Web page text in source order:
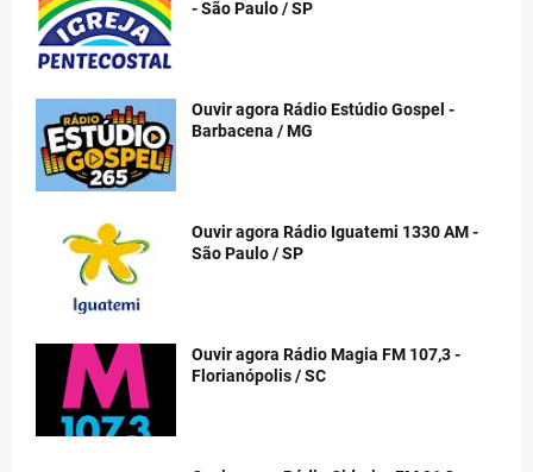
- São Paulo / SP
Ouvir agora Rádio Estúdio Gospel -
Barbacena / MG
Ouvir agora Rádio Iguatemi 1330 AM -
São Paulo / SP
Ouvir agora Rádio Magia FM 107,3 -
Florianópolis / SC